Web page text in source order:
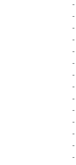
-
-
-
-
-
-
-
-
-
-
-
-
-
-